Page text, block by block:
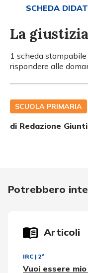
SCHEDA
La
1 scheda
rispondere alle
SCUOLA PRIMARIA
di Redazione
Potrebbero
Articoli
IRC | 2ª
Vuoi essere mio